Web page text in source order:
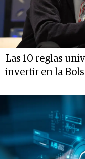
Las 10 reglas
invertir en la